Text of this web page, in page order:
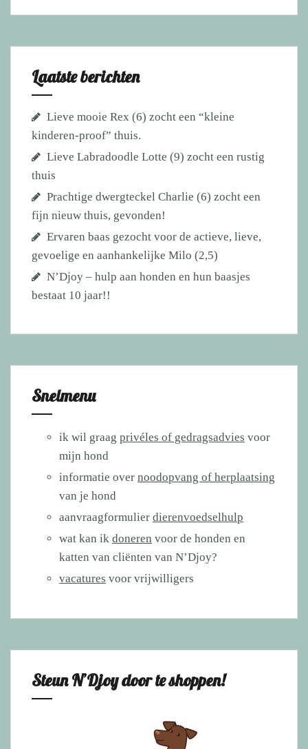
Laatste berichten
Lieve mooie Rex (6) zocht een “kleine
kinderen-proof” thuis.
Lieve Labradoodle Lotte (9) zocht een rustig
thuis
Prachtige dwergteckel Charlie (6) zocht een
fijn nieuw thuis, gevonden!
Ervaren baas gezocht voor de actieve, lieve,
gevoelige en aanhankelijke Milo (2,5)
N’Djoy – hulp aan honden en hun baasjes
bestaat 10 jaar!!
Snelmenu
ik wil graag privéles of gedragsadvies voor
mijn hond
informatie over noodopvang of herplaatsing
van je hond
aanvraagformulier dierenvoedselhulp
wat kan ik doneren voor de honden en
katten van cliënten van N’Djoy?
vacatures voor vrijwilligers
Steun N’Djoy door te shoppen!